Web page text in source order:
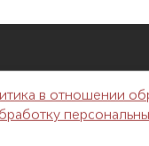
в отношении